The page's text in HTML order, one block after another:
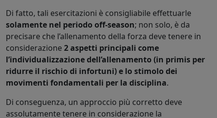
Di fatto, tali esercitazioni è consigliabile effettuarle
solamente nel periodo off-season; non solo, è da
precisare che l’allenamento della forza deve tenere in
considerazione 2 aspetti principali come
l’individualizzazione dell’allenamento (in primis per
ridurre il rischio di infortuni) e lo stimolo dei
movimenti fondamentali per la disciplina.
Di conseguenza, un approccio più corretto deve
assolutamente tenere in considerazione la